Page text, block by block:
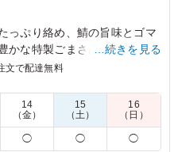
っぷり絡め、鯖の旨味とゴマ
かな特製ごまさば飯はあっさ
めメニューとなっています。
を考慮し、傷みやすい食材
場合がございます。
…続きを見る
文で配達無料
14
（金）
15
（土）
16
（日）
◯ ◯ ◯